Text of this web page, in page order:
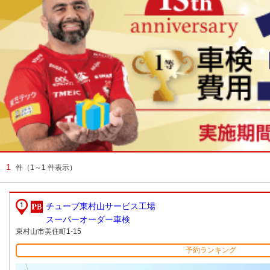
1 件 （1～1 件表示）
チューブ東村山サービス工場
スーパーオーダー車検
東村山市美住町1-15
予約ランキング